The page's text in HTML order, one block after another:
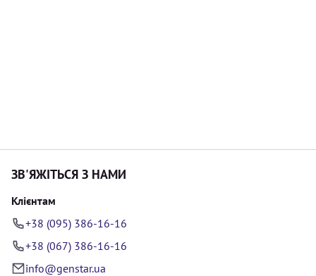
ЗВ'ЯЖІТЬСЯ З НАМИ
Клієнтам
+38 (095) 386-16-16
+38 (067) 386-16-16
info@genstar.ua